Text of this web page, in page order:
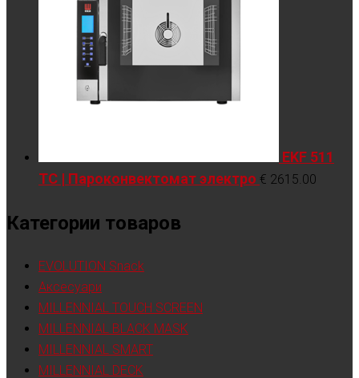
EKF 511
TC | Пароконвектомат электро € 2615.00
Категории товаров
EVOLUTION Snack
Аксесуари
MILLENNIAL TOUCH SCREEN
MILLENNIAL BLACK MASK
MILLENNIAL SMART
MILLENNIAL DECK